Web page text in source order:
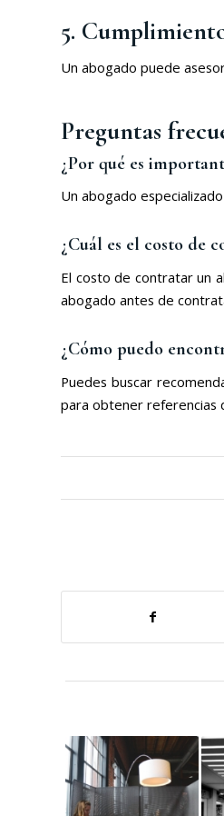
5.
Un abogado puede
Preguntas
¿Por qué es
Un abogado
¿Cuál es el costo de
El costo de contratar un
abogado antes de
¿Cómo puedo
Puedes buscar
para obtener referencias